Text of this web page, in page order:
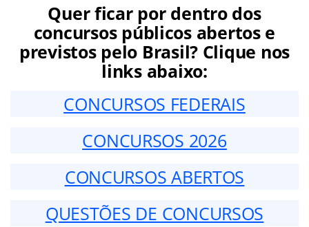
Quer ficar por dentro dos
concursos públicos abertos e
previstos pelo Brasil? Clique nos
links abaixo:
CONCURSOS FEDERAIS
CONCURSOS 2026
CONCURSOS ABERTOS
QUESTÕES DE CONCURSOS